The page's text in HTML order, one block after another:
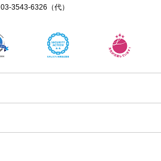
03-3543-6326 （代）